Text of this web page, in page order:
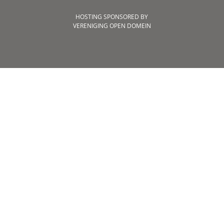
HOSTING SPONSORED BY
VERENIGING OPEN DOMEIN